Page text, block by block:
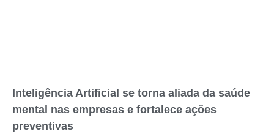
Inteligência Artificial se torna aliada da saúde
mental nas empresas e fortalece ações
preventivas